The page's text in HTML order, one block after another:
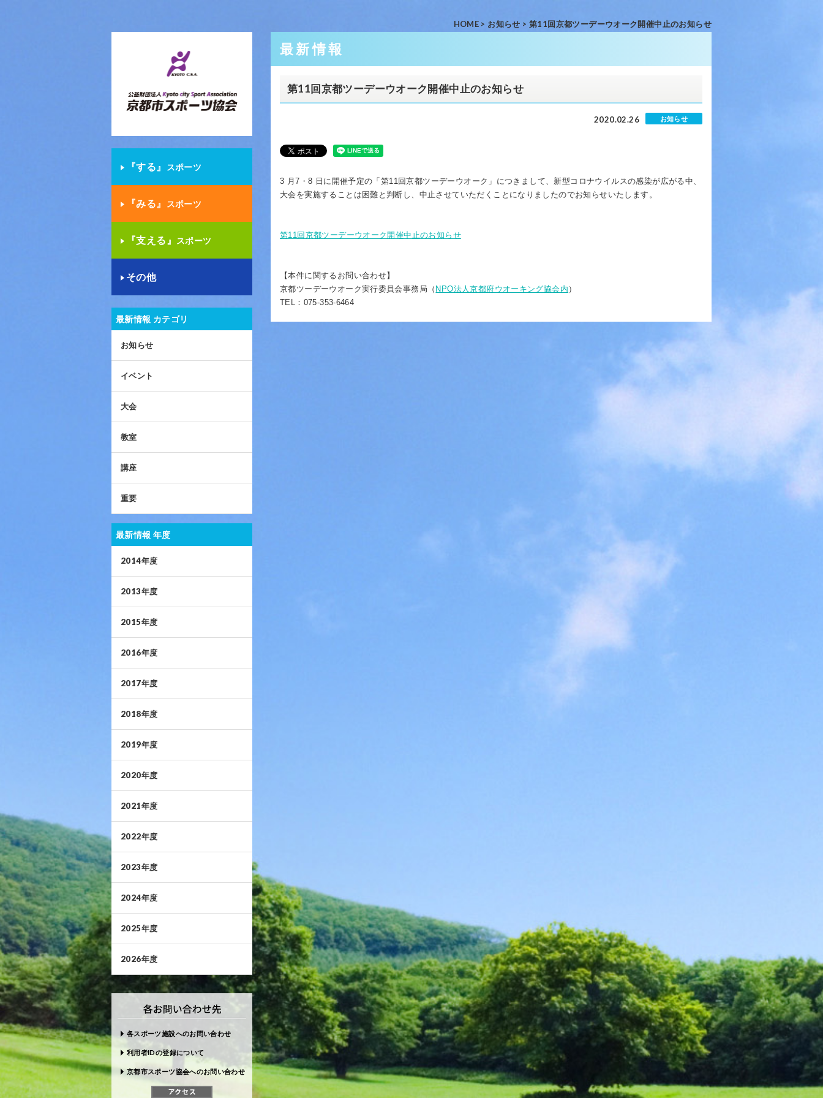
HOME > お知らせ >第11回京都ツーデーウオーク開催中止のお知らせ
最新情報
第11回京都ツーデーウオーク開催中止のお知らせ
2020.02.26 お知らせ
3 月7・8 日に開催予定の「第11回京都ツーデーウオーク」につきまして、新型コロナウイルスの感染が広がる中、
大会を実施することは困難と判断し、中止させていただくことになりましたのでお知らせいたします。
第11回京都ツーデーウオーク開催中止のお知らせ
【本件に関するお問い合わせ】
京都ツーデーウオーク実行委員会事務局（ NPO法人京都府ウオーキング協会内 ）
TEL：075-353-6464
『する』 スポーツ
『みる』 スポーツ
『支える』 スポーツ
その他
最新情報 カテゴリ
お知らせ
イベント
大会
教室
講座
重要
最新情報 年度
2014年度
2013年度
2015年度
2016年度
2017年度
2018年度
2019年度
2020年度
2021年度
2022年度
2023年度
2024年度
2025年度
2026年度
各スポーツ施設へのお問い合わせ
利用者IDの登録について
京都市スポーツ協会へのお問い合わせ